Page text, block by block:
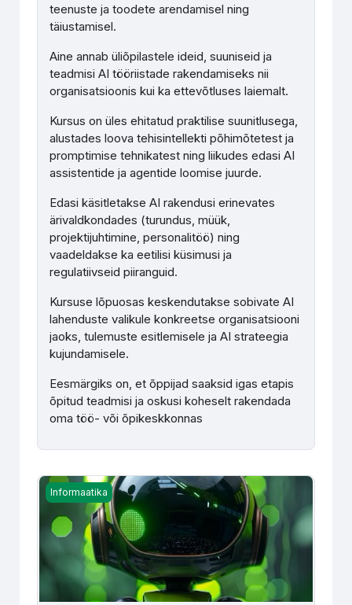
teenuste ja toodete arendamisel ning
täiustamisel.
Aine annab üliõpilastele ideid, suuniseid ja
teadmisi AI tööriistade rakendamiseks nii
organisatsioonis kui ka ettevõtluses laiemalt.
Kursus on üles ehitatud praktilise suunitlusega,
alustades loova tehisintellekti põhimõtetest ja
promptimise tehnikatest ning liikudes edasi AI
assistentide ja agentide loomise juurde.
Edasi käsitletakse AI rakendusi erinevates
ärivaldkondades (turundus, müük,
projektijuhtimine, personalitöö) ning
vaadeldakse ka eetilisi küsimusi ja
regulatiivseid piiranguid.
Kursuse lõpuosas keskendutakse sobivate AI
lahenduste valikule konkreetse organisatsiooni
jaoks, tulemuste esitlemisele ja AI strateegia
kujundamisele.
Eesmärgiks on, et õppijad saaksid igas etapis
õpitud teadmisi ja oskusi koheselt rakendada
oma töö- või õpikeskkonnas
Loova tehisintellekti tööriistade kasutamine
Informaatika